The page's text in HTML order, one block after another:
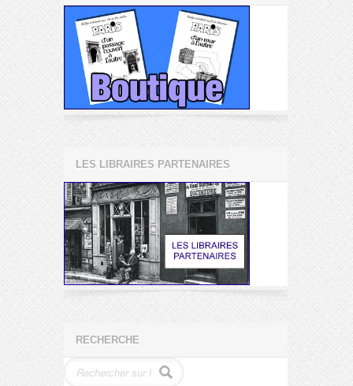
LES LIBRAIRES PARTENAIRES
RECHERCHE